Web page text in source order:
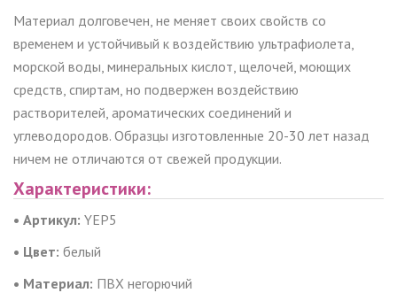
Материал долговечен, не меняет своих свойств со
временем и устойчивый к воздействию ультрафиолета,
морской воды, минеральных кислот, щелочей, моющих
средств, спиртам, но подвержен воздействию
растворителей, ароматических соединений и
углеводородов. Образцы изготовленные 20-30 лет назад
ничем не отличаются от свежей продукции.
Характеристики:
• Артикул: YEP5
• Цвет: белый
• Материал: ПВХ негорючий